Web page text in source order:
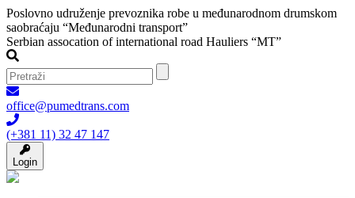
Poslovno udruženje prevoznika robe u međunarodnom drumskom
saobraćaju “Međunarodni transport”
Serbian assocation of international road Hauliers “MT”
office@pumedtrans.com
(+381 11) 32 47 147
Login